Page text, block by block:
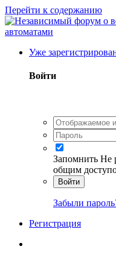
Перейти к содержанию
Уже
Войти
Запомнить Не
общим
Войти
Забыли
Регистрация